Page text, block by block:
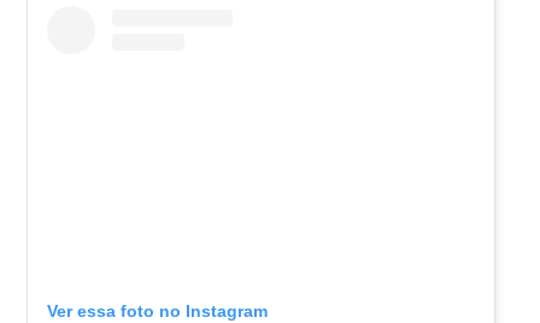
Ver essa foto no Instagram